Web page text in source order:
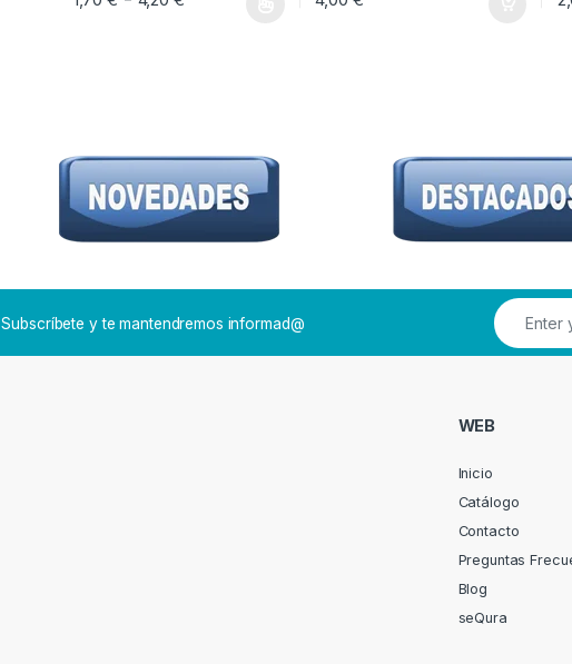
Este producto tiene múltiples variantes. Las opciones se pueden elegir
Subscríbete y te mantendremos informad@
WEB
Inicio
Catálogo
Contacto
Preguntas
Blog
seQura